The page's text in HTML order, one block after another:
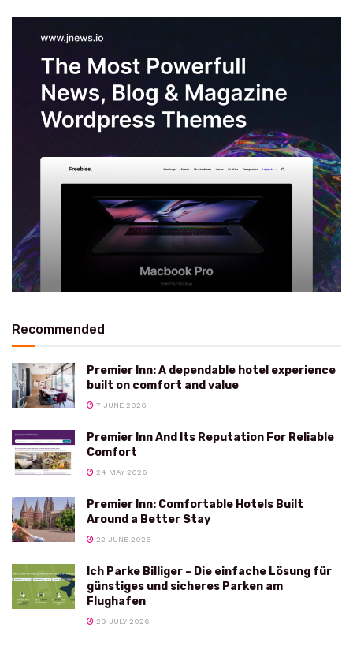
Recommended
Premier Inn: A dependable hotel experience
built on comfort and value
7 JUNE 2026
Premier Inn And Its Reputation For Reliable
Comfort
24 MAY 2026
Premier Inn: Comfortable Hotels Built
Around a Better Stay
22 JUNE 2026
Ich Parke Billiger – Die einfache Lösung für
günstiges und sicheres Parken am
Flughafen
29 JULY 2026